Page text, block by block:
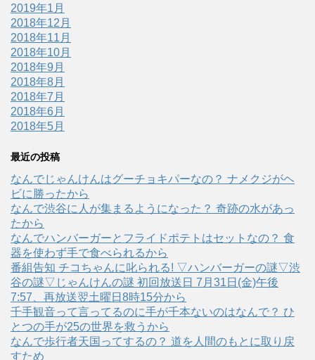
2019年1月
2018年12月
2018年11月
2018年10月
2018年9月
2018年8月
2018年7月
2018年6月
2018年5月
最近の投稿
なんでじゃんけんはグーチョキパーなの？ ナメクジがヘ
ビに勝ったから
なんで渋谷に人が集まるようになった？ 奇跡の水があっ
たから
なんでハンバーガーとフライドポテトはセットなの？ 食
器を使わず手で食べられるから
番組告知 チコちゃんに叱られる! ▽ハンバーガーの謎▽渋
谷の謎▽じゃんけんの謎 初回放送日 7月31日(金)午後
7:57、再放送翌土曜日8時15分から
千手観音って言ってるのに手が千本ないのはなんで？ ひ
とつの手が25の世界を救うから
なんで歩行者天国ってするの？ 道を人間のもとに取り戻
すため